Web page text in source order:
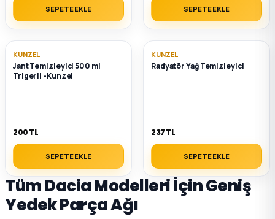
Parça
SEPETE EKLE SEPETE EKLE
KUNZEL
Jant Temizleyici 500 ml
Trigerli -Kunzel
200 TL
SEPETE EKLE
KUNZEL
Radyatör Yağ Temizleyici
237 TL
SEPETE EKLE
Tüm Dacia Modelleri İçin Geniş
Yedek Parça Ağı